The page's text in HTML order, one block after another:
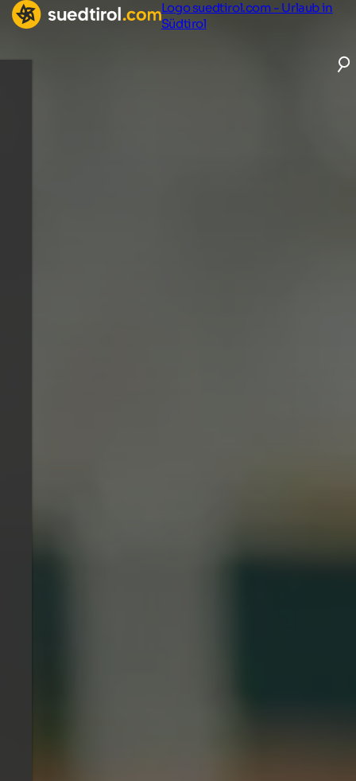
Logo suedtirol.com - Urlaub in
Südtirol